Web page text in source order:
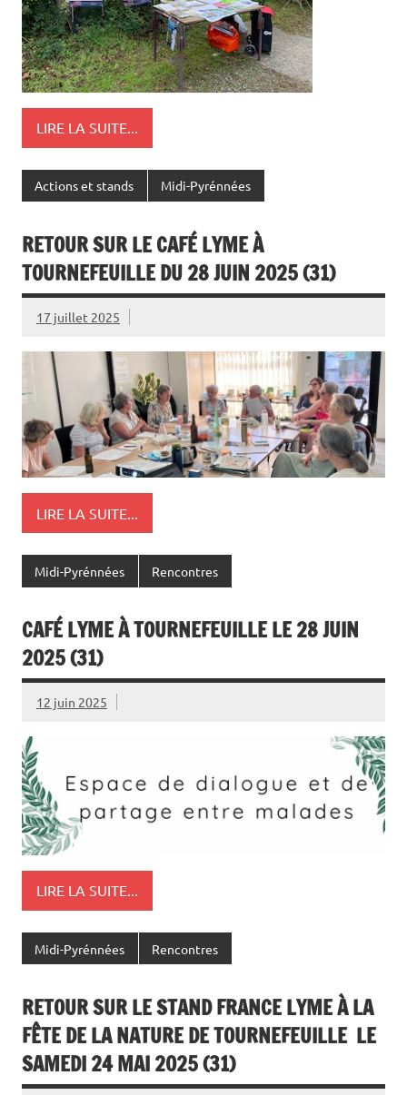
LIRE LA SUITE...
Actions et stands Midi-Pyrénnées
RETOUR SUR LE CAFÉ LYME À
TOURNEFEUILLE DU 28 JUIN 2025 (31)
17 juillet 2025
LIRE LA SUITE...
Midi-Pyrénnées Rencontres
CAFÉ LYME À TOURNEFEUILLE LE 28 JUIN
2025 (31)
12 juin 2025
LIRE LA SUITE...
Midi-Pyrénnées Rencontres
RETOUR SUR LE STAND FRANCE LYME À LA
FÊTE DE LA NATURE DE TOURNEFEUILLE LE
SAMEDI 24 MAI 2025 (31)